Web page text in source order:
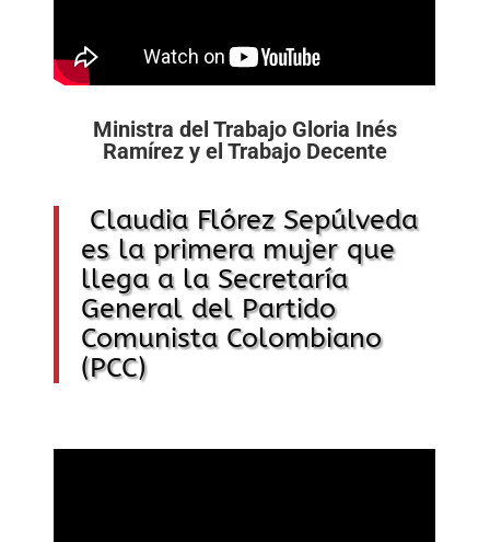
Ministra del Trabajo Gloria Inés
Ramírez y el Trabajo Decente
Claudia Flórez Sepúlveda
es la primera mujer que
llega a la Secretaría
General del Partido
Comunista Colombiano
(PCC)